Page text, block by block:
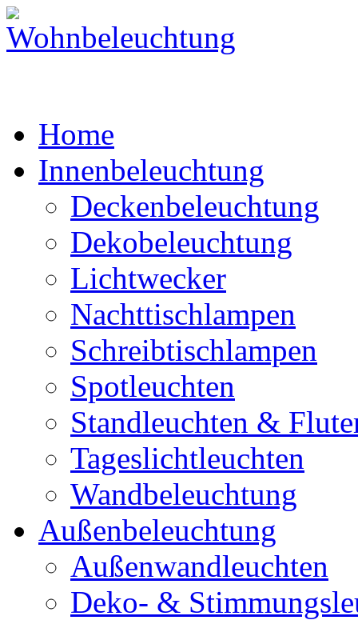
Home
Innenbeleuchtung
Deckenbeleuchtung
Dekobeleuchtung
Lichtwecker
Nachttischlampen
Schreibtischlampen
Spotleuchten
Standleuchten &
Tageslichtleuchten
Wandbeleuchtung
Außenbeleuchtung
Außenwandleuchten
Deko- &